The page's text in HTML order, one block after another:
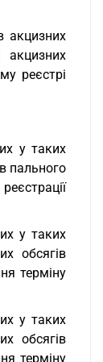
акцизних
акцизних
реєстрі
у таких
пального
у таких
обсягів
терміну
у таких
обсягів
терміну